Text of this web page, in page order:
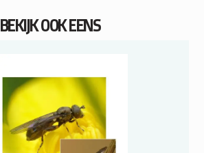
BEKIJK OOK EENS